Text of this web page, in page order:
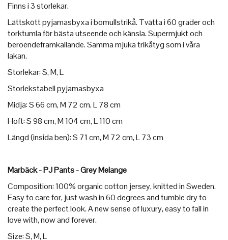
Finns i 3 storlekar.
Lättskött pyjamasbyxa i bomullstrikå. Tvätta i 60 grader och
torktumla för bästa utseende och känsla. Supermjukt och
beroendeframkallande. Samma mjuka trikåtyg som i våra
lakan.
Storlekar: S, M, L
Storlekstabell pyjamasbyxa
Midja: S 66 cm, M 72 cm, L 78 cm
Höft: S 98 cm, M 104 cm, L 110 cm
Längd (insida ben): S 71 cm, M 72 cm, L 73 cm
Marbäck - PJ Pants - Grey Melange
Composition: 100% organic cotton jersey, knitted in Sweden.
Easy to care for, just wash in 60 degrees and tumble dry to
create the perfect look. A new sense of luxury, easy to fall in
love with, now and forever.
Size: S, M, L